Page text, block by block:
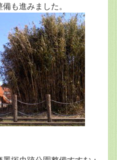
も進みました。